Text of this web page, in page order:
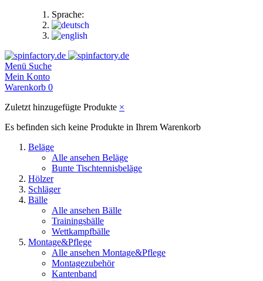
Sprache:
Menü Suche
Mein Konto
Warenkorb 0
Zuletzt hinzugefügte Produkte ×
Es befinden sich keine Produkte in Ihrem Warenkorb
Beläge
Alle ansehen Beläge
Bunte Tischtennisbeläge
Hölzer
Schläger
Bälle
Alle ansehen Bälle
Trainingsbälle
Wettkampfbälle
Montage&Pflege
Alle ansehen Montage&Pflege
Montagezubehör
Kantenband